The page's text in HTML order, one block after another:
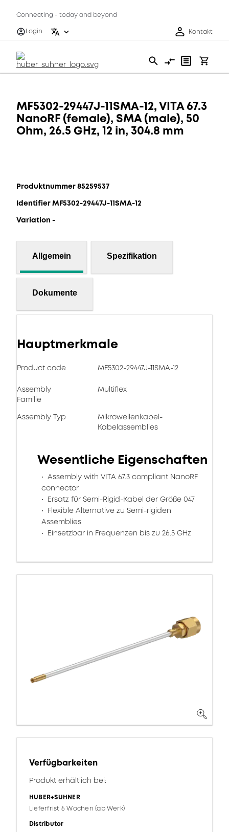
Connecting - today and beyond
Login
Kontakt
MF5302-29447J-11SMA-12, VITA 67.3
NanoRF (female), SMA (male), 50
Ohm, 26.5 GHz, 12 in, 304.8 mm
Produktnummer 85259537
Identifier MF5302-29447J-11SMA-12
Variation -
Allgemein Spezifikation
Dokumente
Hauptmerkmale
Product code MF5302-29447J-11SMA-12
Assembly
Familie
Multiflex
Assembly Typ
Mikrowellenkabel-
Kabelassemblies
Wesentliche Eigenschaften
Assembly with VITA 67.3 compliant NanoRF
connector
Ersatz für Semi-Rigid-Kabel der Größe 047
Flexible Alternative zu Semi-rigiden
Assemblies
Einsetzbar in Frequenzen bis zu 26.5 GHz
Verfügbarkeiten
Produkt erhältlich bei:
HUBER+SUHNER
Lieferfrist 6 Wochen (ab Werk)
Distributor